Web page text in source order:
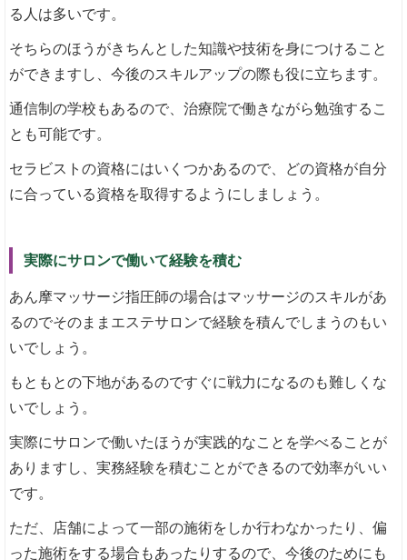
る人は多いです。
そちらのほうがきちんとした知識や技術を身につけること
ができますし、今後のスキルアップの際も役に立ちます。
通信制の学校もあるので、治療院で働きながら勉強するこ
とも可能です。
セラビストの資格にはいくつかあるので、どの資格が自分
に合っている資格を取得するようにしましょう。
実際にサロンで働いて経験を積む
あん摩マッサージ指圧師の場合はマッサージのスキルがあ
るのでそのままエステサロンで経験を積んでしまうのもい
いでしょう。
もともとの下地があるのですぐに戦力になるのも難しくな
いでしょう。
実際にサロンで働いたほうが実践的なことを学べることが
ありますし、実務経験を積むことができるので効率がいい
です。
ただ、店舗によって一部の施術をしか行わなかったり、偏
った施術をする場合もあったりするので、今後のためにも